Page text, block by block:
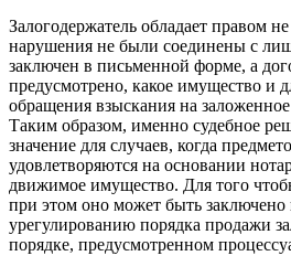
Залогодержатель обладает правом
нарушения не были соединены с
заключен в письменной форме, а
предусмотрено, какое имущество и
обращения взыскания на
Таким образом, именно судебное
значение для случаев, когда
удовлетворяются на основании
движимое имущество. Для того
при этом оно может быть заключено
урегулированию порядка продажи
порядке, предусмотренном